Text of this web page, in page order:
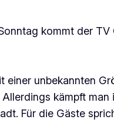
kommt der TV
unbekannten
kämpft
Für die Gäste